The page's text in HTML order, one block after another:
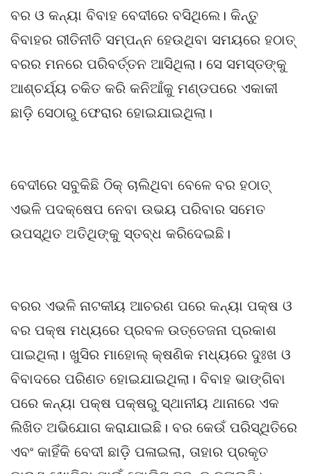
ବର ଓ କନ୍ୟା ବିବାହ ବେଦୀରେ ବସିଥିଲେ। କିନ୍ତୁ
ବିବାହର ରୀତିନୀତି ସମ୍ପନ୍ନ ହେଉଥିବା ସମୟରେ ହଠାତ୍
ବରର ମନରେ ପରିବର୍ତ୍ତନ ଆସିଥିଲା। ସେ ସମସ୍ତଙ୍କୁ
ଆଶ୍ଚର୍ଯ୍ୟ ଚକିତ କରି କନିଆଁକୁ ମଣ୍ଡପରେ ଏକାକୀ
ଛାଡ଼ି ସେଠାରୁ ଫେରାର ହୋଇଯାଇଥିଲା।
ବେଦୀରେ ସବୁକିଛି ଠିକ୍ ଚାଲିଥିବା ବେଳେ ବର ହଠାତ୍
ଏଭଳି ପଦକ୍ଷେପ ନେବା ଉଭୟ ପରିବାର ସମେତ
ଉପସ୍ଥିତ ଅତିଥିଙ୍କୁ ସ୍ତବ୍ଧ କରିଦେଇଛି।
ବରର ଏଭଳି ନାଟକୀୟ ଆଚରଣ ପରେ କନ୍ୟା ପକ୍ଷ ଓ
ବର ପକ୍ଷ ମଧ୍ୟରେ ପ୍ରବଳ ଉତ୍ତେଜନା ପ୍ରକାଶ
ପାଇଥିଲା। ଖୁସିର ମାହୋଲ୍‌ କ୍ଷଣିକ ମଧ୍ୟରେ ଦୁଃଖ ଓ
ବିବାଦରେ ପରିଣତ ହୋଇଯାଇଥିଲା। ବିବାହ ଭାଙ୍ଗିବା
ପରେ କନ୍ୟା ପକ୍ଷ ପକ୍ଷରୁ ସ୍ଥାନୀୟ ଥାନାରେ ଏକ
ଲିଖିତ ଅଭିଯୋଗ କରାଯାଇଛି। ବର କେଉଁ ପରିସ୍ଥିତିରେ
ଏବଂ କାହିଁକି ବେଦୀ ଛାଡ଼ି ପଳାଇଲା, ତାହାର ପ୍ରକୃତ